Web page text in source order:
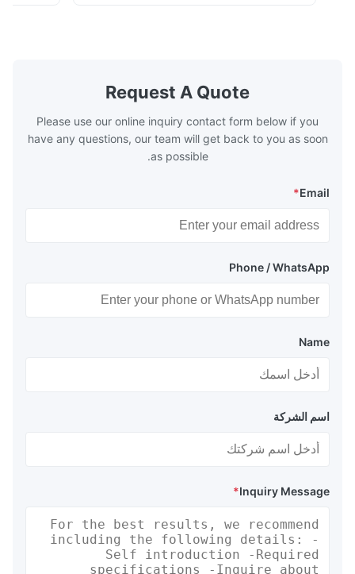
boilers is generally in the temperature
range of 200°C – 250°C, so there
Request A Quote
Please use our online inquiry contact form below if you
have any questions, our team will get back to you as soon
as possible.
Email
*
Phone / WhatsApp
Name
اسم الشركة
Inquiry Message
*